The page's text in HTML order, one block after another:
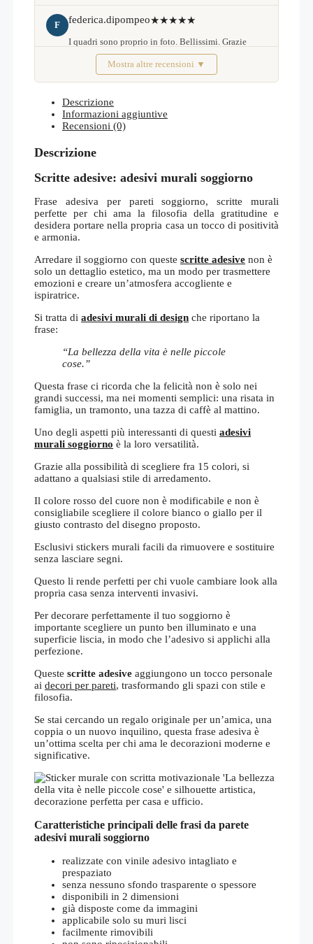
F federica.dipompeo★★★★★
I quadri sono proprio in foto. Bellissimi. Grazie
Febbraio 2026Mostra altre recensioni ▼
Descrizione
Informazioni aggiuntive
Recensioni (0)
Descrizione
Scritte adesive: adesivi murali soggiorno
Frase adesiva per pareti soggiorno, scritte murali
perfette per chi ama la filosofia della gratitudine e
desidera portare nella propria casa un tocco di positività
e armonia.
Arredare il soggiorno con queste scritte adesive non è
solo un dettaglio estetico, ma un modo per trasmettere
emozioni e creare un’atmosfera accogliente e
ispiratrice.
Si tratta di adesivi murali di design che riportano la
frase:
“La bellezza della vita è nelle piccole
cose.”
Questa frase ci ricorda che la felicità non è solo nei
grandi successi, ma nei momenti semplici: una risata in
famiglia, un tramonto, una tazza di caffè al mattino.
Uno degli aspetti più interessanti di questi adesivi
murali soggiorno è la loro versatilità.
Grazie alla possibilità di scegliere fra 15 colori, si
adattano a qualsiasi stile di arredamento.
Il colore rosso del cuore non è modificabile e non è
consigliabile scegliere il colore bianco o giallo per il
giusto contrasto del disegno proposto.
Esclusivi stickers murali facili da rimuovere e sostituire
senza lasciare segni.
Questo li rende perfetti per chi vuole cambiare look alla
propria casa senza interventi invasivi.
Per decorare perfettamente il tuo soggiorno è
importante scegliere un punto ben illuminato e una
superficie liscia, in modo che l’adesivo si applichi alla
perfezione.
Queste scritte adesive aggiungono un tocco personale
ai decori per pareti, trasformando gli spazi con stile e
filosofia.
Se stai cercando un regalo originale per un’amica, una
coppia o un nuovo inquilino, questa frase adesiva è
un’ottima scelta per chi ama le decorazioni moderne e
significative.
Caratteristiche principali delle frasi da parete
adesivi murali soggiorno
realizzate con vinile adesivo intagliato e
prespaziato
senza nessuno sfondo trasparente o spessore
disponibili in 2 dimensioni
già disposte come da immagini
applicabile solo su muri lisci
facilmente rimovibili